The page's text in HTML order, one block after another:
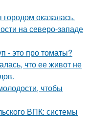
городом оказалась.
на северо-западе
- это про томаты?
что ее живот не
чтобы
ВПК: системы